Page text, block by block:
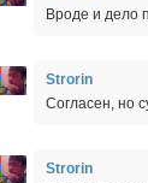
Вроде и дело
Strorin
Согласен, но
Strorin